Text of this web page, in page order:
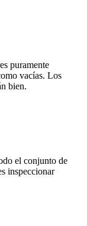
puramente
vacías. Los
bien.
el conjunto de
inspeccionar